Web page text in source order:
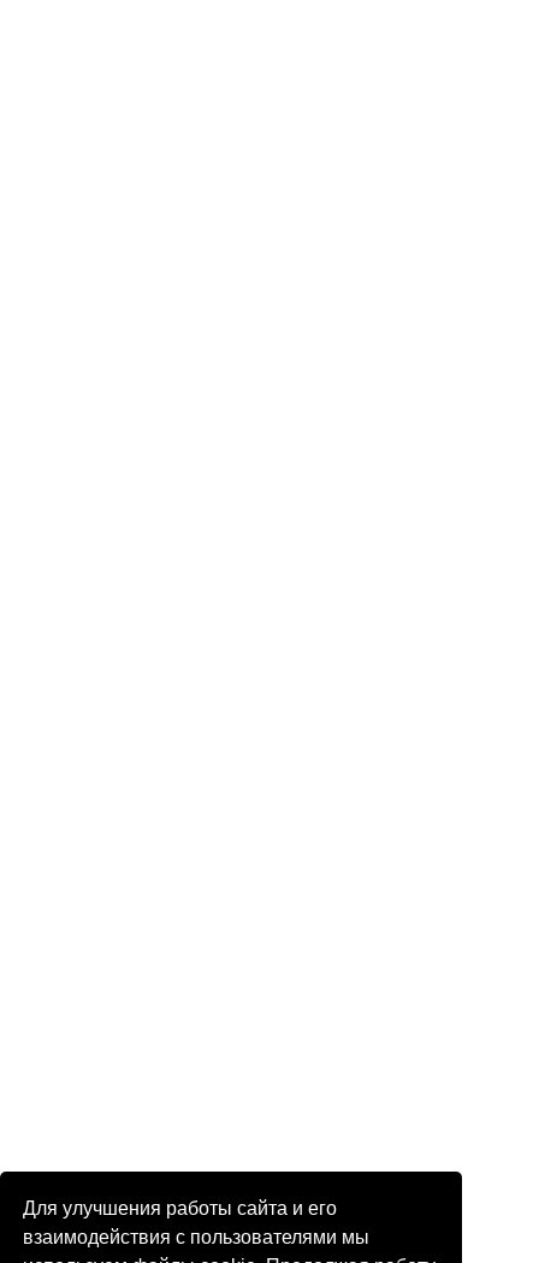
Для улучшения работы сайта и его
взаимодействия с пользователями мы